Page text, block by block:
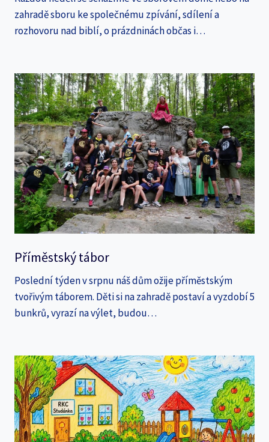
zahradě sboru ke společnému zpívání, sdílení a
rozhovoru nad biblí, o prázdninách občas i…
Příměstský tábor
Poslední týden v srpnu náš dům ožije příměstským
tvořivým táborem. Děti si na zahradě postaví a vyzdobí 5
bunkrů, vyrazí na výlet, budou…